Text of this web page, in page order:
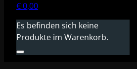
€0,00
Es befinden sich keine
Produkte im Warenkorb.